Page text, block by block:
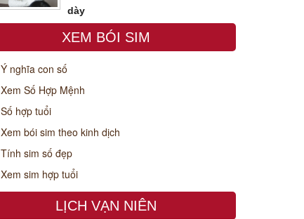
dày
XEM BÓI SIM
Ý nghĩa con số
Xem Số Hợp Mệnh
Số hợp tuổi
Xem bói sim theo kinh dịch
Tính sim số đẹp
Xem sim hợp tuổi
LỊCH VẠN NIÊN